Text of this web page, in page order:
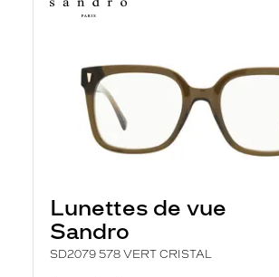
Lunettes de vue
Sandro
SD2079 578 VERT CRISTAL